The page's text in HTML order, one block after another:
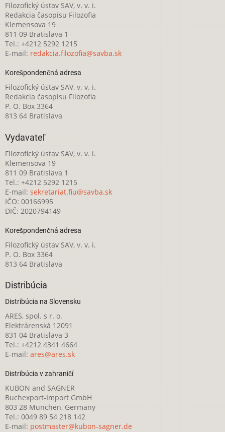
Filozofický ústav SAV, v. v. i.
Redakcia časopisu Filozofia
Klemensova 19
811 09 Bratislava 1
Tel.: +4212 5292 1215
E-mail: redakcia.filozofia@savba.sk
Korešpondenčná adresa
Filozofický ústav SAV, v. v. i.
Redakcia časopisu Filozofia
P. O. Box 3364
813 64 Bratislava
Vydavateľ
Filozofický ústav SAV, v. v. i.
Klemensova 19
811 09 Bratislava 1
Tel.: +4212 5292 1215
E-mail: sekretariat.fiu@savba.sk
IČO: 00166995
DIČ: 2020794149
Korešpondenčná adresa
Filozofický ústav SAV, v. v. i.
P. O. Box 3364
813 64 Bratislava
Distribúcia
Distribúcia na Slovensku
ARES, spol. s r. o.
Elektrárenská 12091
831 04 Bratislava 3
Tel.: +4212 4341 4664
E-mail: ares@ares.sk
Distribúcia v zahraničí
KUBON and SAGNER
Buchexport-Import GmbH
803 28 München, Germany
Tel.: 0049 89 54 218 142
E-mail: postmaster@kubon-sagner.de